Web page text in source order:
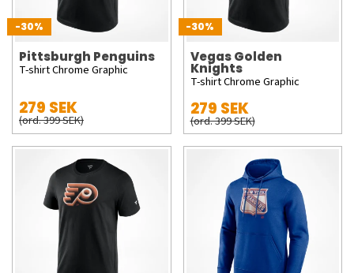
-30%
Pittsburgh Penguins
T-shirt Chrome Graphic
279 SEK
(ord. 399 SEK)
-30%
Vegas Golden
Knights
T-shirt Chrome Graphic
279 SEK
(ord. 399 SEK)